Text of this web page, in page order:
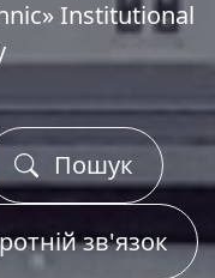
Institutional
Пошук
зв'язок